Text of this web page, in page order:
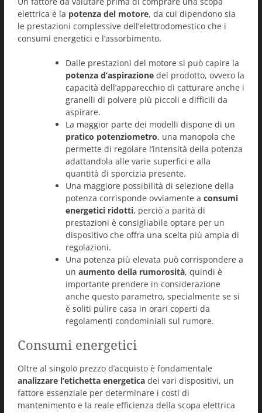
elettrica è la potenza del motore, da cui dipendono sia
le prestazioni complessive dell’elettrodomestico che i
consumi energetici e l’assorbimento.
Dalle prestazioni del motore si può capire la
potenza d’aspirazione del prodotto, ovvero la
capacità dell’apparecchio di catturare anche i
granelli di polvere più piccoli e difficili da
aspirare.
La maggior parte dei modelli dispone di un
pratico potenziometro, una manopola che
permette di regolare l’intensità della potenza
adattandola alle varie superfici e alla
quantità di sporcizia presente.
Una maggiore possibilità di selezione della
potenza corrisponde ovviamente a consumi
energetici ridotti, perciò a parità di
prestazioni è consigliabile optare per un
dispositivo che offra una scelta più ampia di
regolazioni.
Una potenza più elevata può corrispondere a
un aumento della rumorosità, quindi è
importante prendere in considerazione
anche questo parametro, specialmente se si
è soliti pulire casa in orari coperti da
regolamenti condominiali sul rumore.
Consumi energetici
Oltre al singolo prezzo d’acquisto è fondamentale
analizzare l’etichetta energetica dei vari dispositivi, un
fattore essenziale per determinare i costi di
mantenimento e la reale efficienza della scopa elettrica